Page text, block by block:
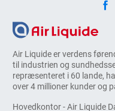
Air Liquide er verdens
til industrien og
repræsenteret i 60 lande,
over 4 millioner kunder og
Hovedkontor - Air Liquide